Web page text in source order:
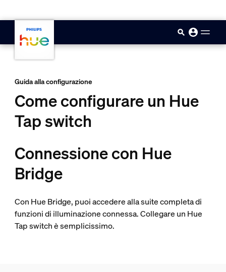
Guida alla configurazione
Come configurare un Hue
Tap switch
Connessione con Hue
Bridge
Con Hue Bridge, puoi accedere alla suite completa di
funzioni di illuminazione connessa. Collegare un Hue
Tap switch è semplicissimo.